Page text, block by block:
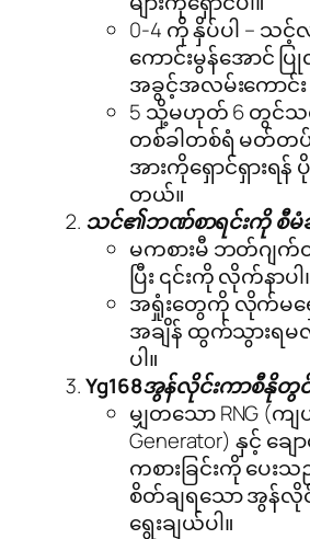
0-4 ကို နှိပ်ပါ – သ
ကောင်းမွန်အောင် ပ
အခွင့်အလမ်းကောင်
5 သို့မဟုတ် 6 တွင်သ
တစ်ခါတစ်ရံ မတ်တပ်
အားကိုရှောင်ရှားရန်
တယ်။
သင်၏ဘဏ်စာရင်းကို စီမံခ
မကစားမီ ဘတ်ဂျ
ပြီး ၎င်းကို လိုက်နာပါ
အရှုံးတွေကို လိုက်မရှ
အချိန် ထွက်သွားရ
ပါ။
Yg168အွန်လိုင်းကာစီနိုတွင်
မျှတသော RNG (ကျ
Generator) နှင့် ချေ
ကစားခြင်းကို ပေ
စိတ်ချရသော အွန်လို
ရွေးချယ်ပါ။